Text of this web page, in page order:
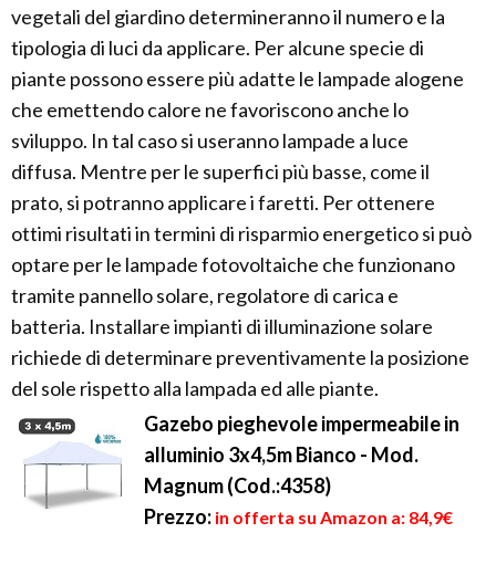
vegetali del giardino determineranno il numero e la
tipologia di luci da applicare. Per alcune specie di
piante possono essere più adatte le lampade alogene
che emettendo calore ne favoriscono anche lo
sviluppo. In tal caso si useranno lampade a luce
diffusa. Mentre per le superfici più basse, come il
prato, si potranno applicare i faretti. Per ottenere
ottimi risultati in termini di risparmio energetico si può
optare per le lampade fotovoltaiche che funzionano
tramite pannello solare, regolatore di carica e
batteria. Installare impianti di illuminazione solare
richiede di determinare preventivamente la posizione
del sole rispetto alla lampada ed alle piante.
Gazebo pieghevole impermeabile in
alluminio 3x4,5m Bianco - Mod.
Magnum (Cod.:4358)
Prezzo: in offerta su Amazon a: 84,9€